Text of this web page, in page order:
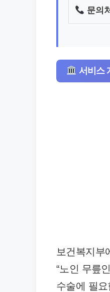
문의처
서비스
보건복지부
“노인 무릎
수술에 필